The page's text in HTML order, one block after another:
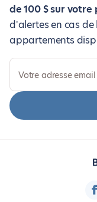
de 100 $ sur
d'alertes en cas
appartements
Votre adresse email